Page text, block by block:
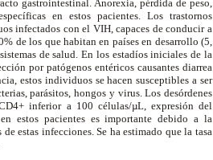
gastrointestinal. Anorexia, pérdida de peso,
en estos pacientes. Los trastornos
infectados con el VIH, capaces de conducir a
de los que habitan en países en desarrollo (5,
de salud. En los estadíos iniciales de la
por patógenos entéricos causantes diarrea
estos individuos se hacen susceptibles a ser
parásitos, hongos y virus. Los desórdenes
inferior a 100 células/µL, expresión del
estos pacientes es importante debido a la
estas infecciones. Se ha estimado que la tasa